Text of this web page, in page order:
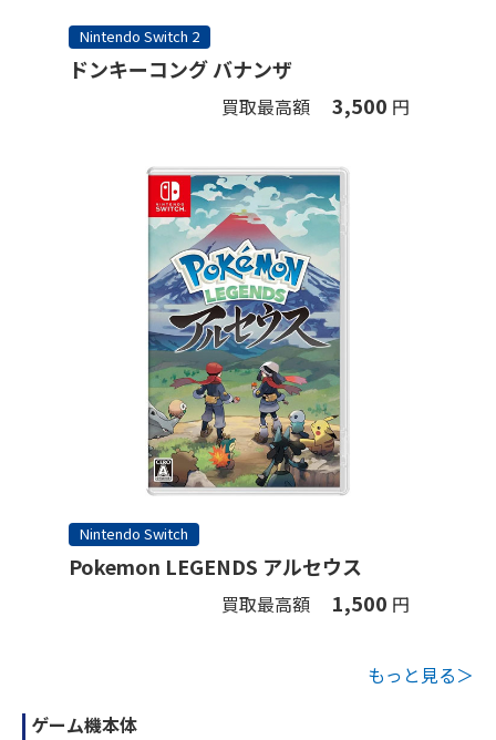
Nintendo Switch 2
ドンキーコング バナンザ
買取最高額 3,500 円
Nintendo Switch
Pokemon LEGENDS アルセウス
買取最高額 1,500 円
もっと見る＞
ゲーム機本体